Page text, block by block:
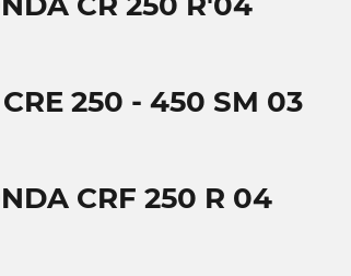
250 - 450 SM 03
CRF 250 R 04